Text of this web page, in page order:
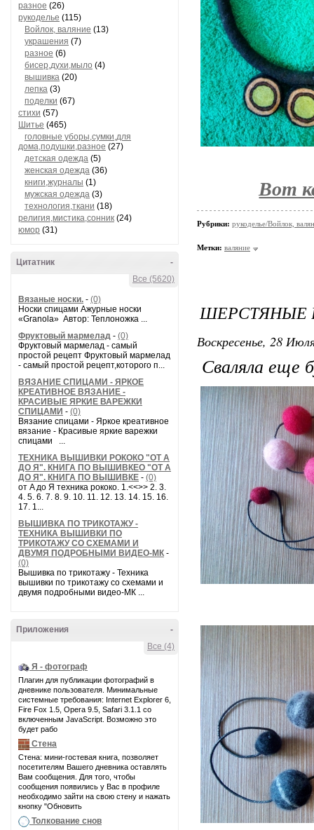
разное (26)
рукоделье (115)
Войлок, валяние (13)
украшения (7)
разное (6)
бисер,духи,мыло (4)
вышивка (20)
лепка (3)
поделки (67)
стихи (57)
Шитье (465)
головные уборы,сумки,для
дома,подушки,разное (27)
детская одежда (5)
женская одежда (36)
книги,журналы (1)
мужская одежда (3)
технология,ткани (18)
религия,мистика,сонник (24)
юмор (31)
-
Цитатник
Все (5620)
Вязаные носки. - (0)
Носки спицами Ажурные носки
«Granola» Автор: Теплоножка ...
Фруктовый мармелад - (0)
Фруктовый мармелад - самый
простой рецепт Фруктовый мармелад
- самый простой рецепт,которого п...
ВЯЗАНИЕ СПИЦАМИ - ЯРКОЕ
КРЕАТИВНОЕ ВЯЗАНИЕ -
КРАСИВЫЕ ЯРКИЕ ВАРЕЖКИ
СПИЦАМИ - (0)
Вязание спицами - Яркое креативное
вязание - Красивые яркие варежки
спицами ...
ТЕХНИКА ВЫШИВКИ РОКОКО "ОТ А
ДО Я". КНИГА ПО ВЫШИВКЕО "ОТ А
ДО Я". КНИГА ПО ВЫШИВКЕ - (0)
от A до Я техника рококо. 1.<<>> 2. 3.
4. 5. 6. 7. 8. 9. 10. 11. 12. 13. 14. 15. 16.
17. 1...
ВЫШИВКА ПО ТРИКОТАЖУ -
ТЕХНИКА ВЫШИВКИ ПО
ТРИКОТАЖУ СО СХЕМАМИ И
ДВУМЯ ПОДРОБНЫМИ ВИДЕО-МК -
(0)
Вышивка по трикотажу - Техника
вышивки по трикотажу со схемами и
двумя подробными видео-МК ...
-
Приложения
Все (4)
Я - фотограф
Плагин для публикации фотографий в
дневнике пользователя. Минимальные
системные требования: Internet Explorer 6,
Fire Fox 1.5, Opera 9.5, Safari 3.1.1 со
включенным JavaScript. Возможно это
будет рабо
Стена
Стена: мини-гостевая книга, позволяет
посетителям Вашего дневника оставлять
Вам сообщения. Для того, чтобы
сообщения появились у Вас в профиле
необходимо зайти на свою стену и нажать
кнопку "Обновить
Толкование снов
Вот
Рубрики: рукоделье/Войлок,
Метки: валяние
ШЕРСТЯНЫЕ
Воскресенье, 28
Сваляла еще